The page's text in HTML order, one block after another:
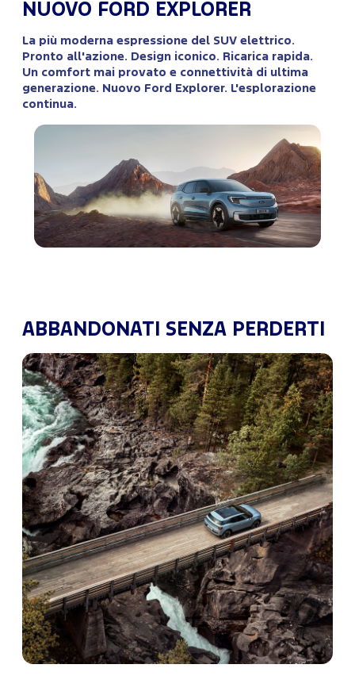
NUOVO FORD EXPLORER
La più moderna espressione del SUV elettrico.
Pronto all'azione. Design iconico. Ricarica rapida.
Un comfort mai provato e connettività di ultima
generazione. Nuovo Ford Explorer. L'esplorazione
continua.
ABBANDONATI SENZA PERDERTI